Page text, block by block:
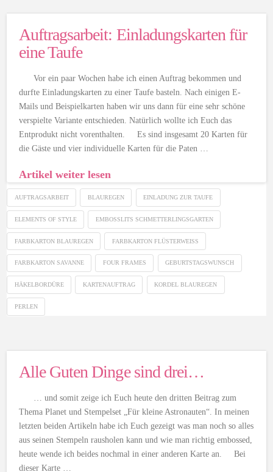
Auftragsarbeit: Einladungskarten für
eine Taufe
Vor ein paar Wochen habe ich einen Auftrag bekommen und
durfte Einladungskarten zu einer Taufe basteln. Nach einigen E-
Mails und Beispielkarten haben wir uns dann für eine sehr schöne
verspielte Variante entschieden. Natürlich wollte ich Euch das
Entprodukt nicht vorenthalten. Es sind insgesamt 20 Karten für
die Gäste und vier individuelle Karten für die Paten …
Artikel weiter lesen
AUFTRAGSARBEIT BLAUREGEN EINLADUNG ZUR TAUFE
ELEMENTS OF STYLE EMBOSSLITS SCHMETTERLINGSGARTEN
FARBKARTON BLAUREGEN FARBKARTON FLÜSTERWEISS
FARBKARTON SAVANNE FOUR FRAMES GEBURTSTAGSWUNSCH
HÄKELBORDÜRE KARTENAUFTRAG KORDEL BLAUREGEN
PERLEN
Alle Guten Dinge sind drei…
… und somit zeige ich Euch heute den dritten Beitrag zum
Thema Planet und Stempelset „Für kleine Astronauten“. In meinen
letzten beiden Artikeln habe ich Euch gezeigt was man noch so alles
aus seinen Stempeln rausholen kann und wie man richtig embossed,
heute wende ich beides nochmal in einer anderen Karte an. Bei
dieser Karte …